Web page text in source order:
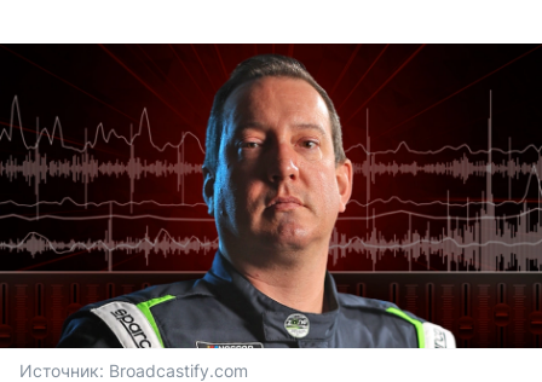
Источник: Broadcastify.com